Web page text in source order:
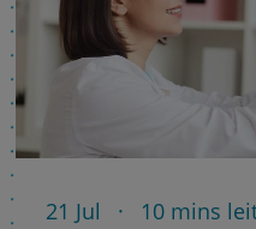
21 Jul 10 mins